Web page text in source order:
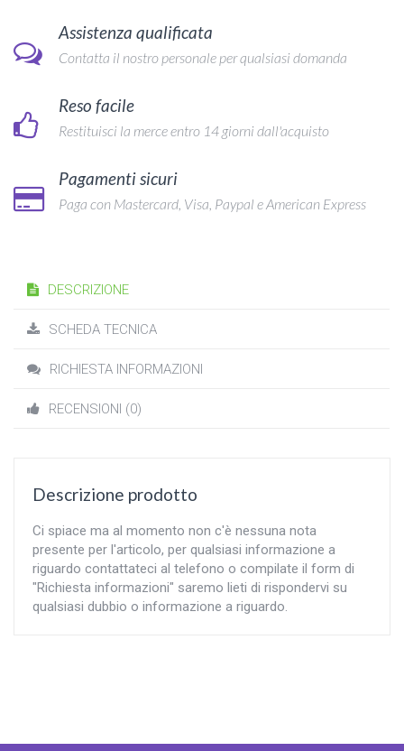
Assistenza qualificata
Contatta il nostro personale per qualsiasi domanda
Reso facile
Restituisci la merce entro 14 giorni dall'acquisto
Pagamenti sicuri
Paga con Mastercard, Visa, Paypal e American Express
DESCRIZIONE
SCHEDA TECNICA
RICHIESTA INFORMAZIONI
RECENSIONI (0)
Descrizione prodotto
Ci spiace ma al momento non c'è nessuna nota
presente per l'articolo, per qualsiasi informazione a
riguardo contattateci al telefono o compilate il form di
"Richiesta informazioni" saremo lieti di rispondervi su
qualsiasi dubbio o informazione a riguardo.